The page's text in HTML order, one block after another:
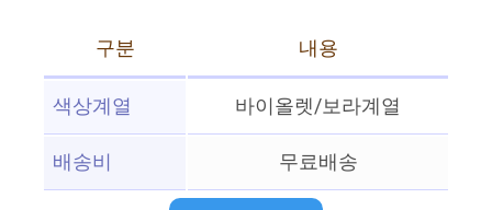
구분
내용
색상계열
바이올렛/보라계열
배송비
무료배송